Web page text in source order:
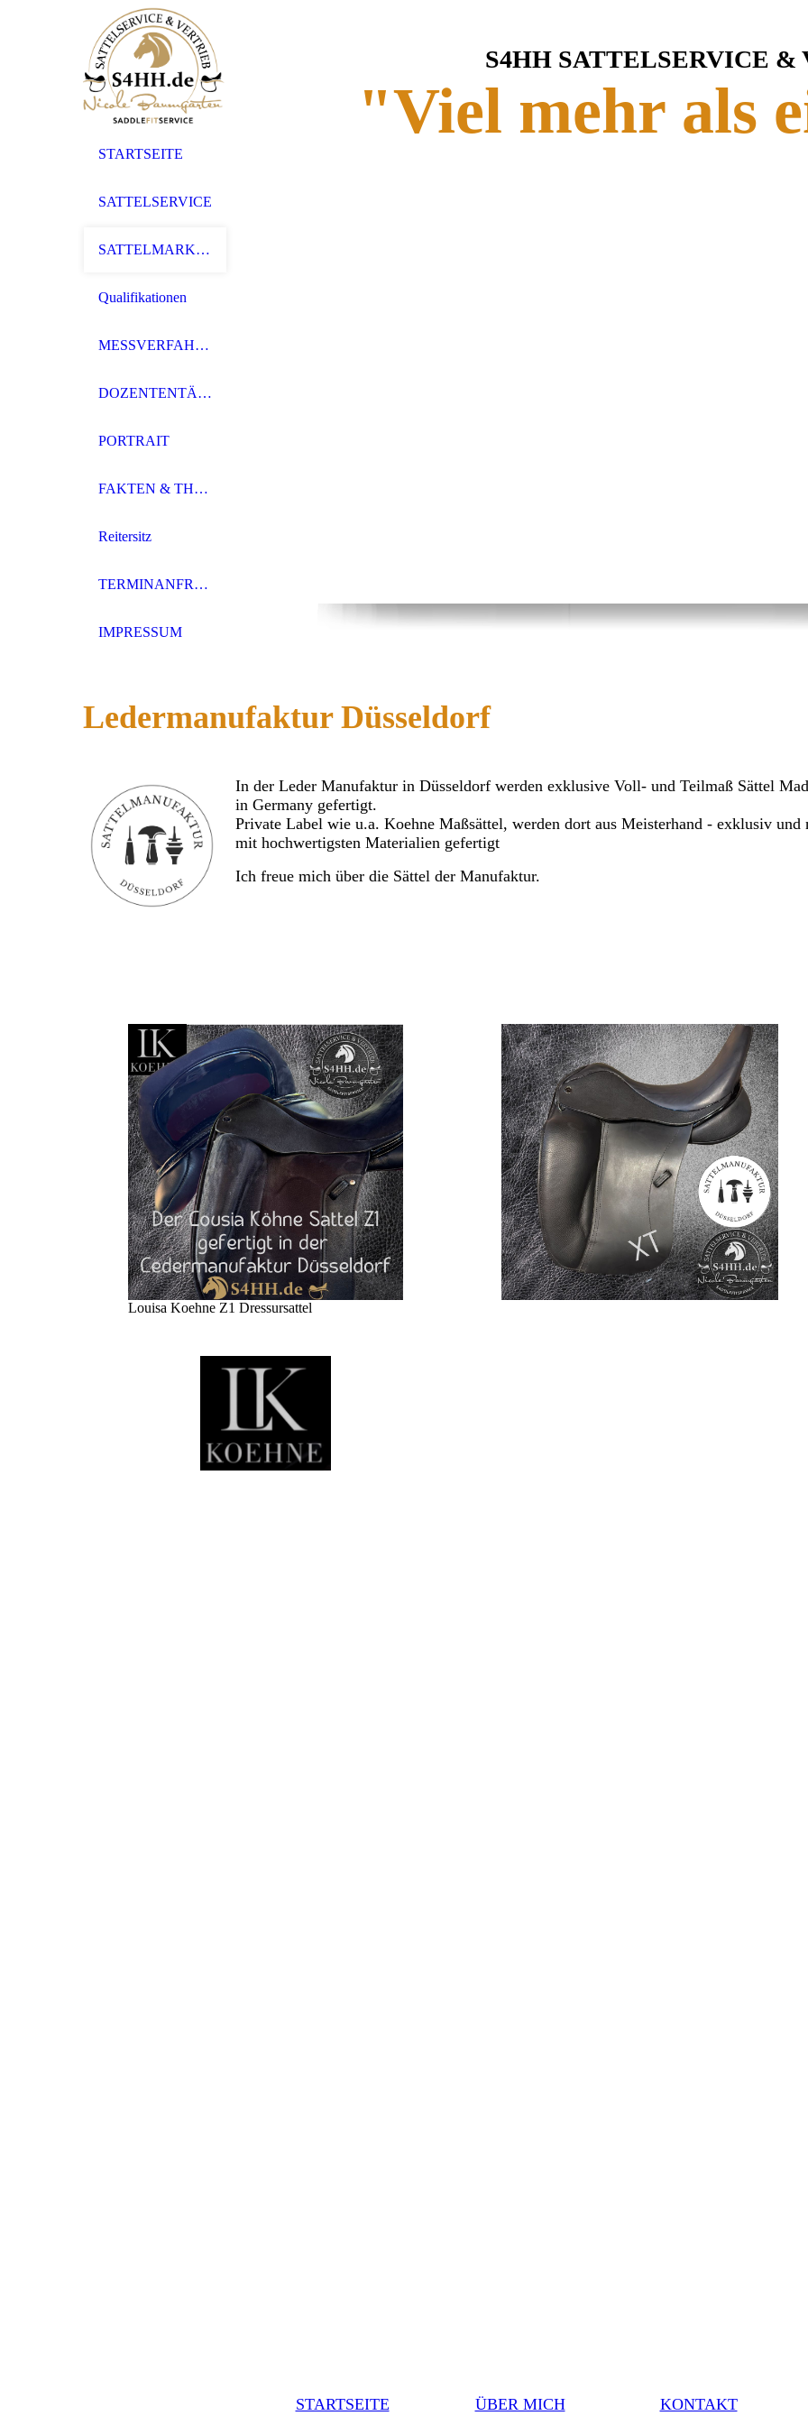
S4HH SATTELSERVICE &
"Viel mehr als
STARTSEITE
SATTELSERVICE
SATTELMARKEN
Qualifikationen
MESSVERFAHREN
DOZENTENTÄTIGKEIT
PORTRAIT
FAKTEN & THEMEN
Reitersitz
TERMINANFRAGE
IMPRESSUM
Ledermanufaktur Düsseldorf
In der Leder Manufaktur in Düsseldorf werden exklusive Voll- und Teilmaß Sättel
in Germany gefertigt.
Private Label wie u.a. Koehne Maßsättel, werden dort aus Meisterhand - exklusiv und
mit hochwertigsten Materialien gefertigt
Ich freue mich über die Sättel der Manufaktur.
Louisa Koehne Z1 Dressursattel
STARTSEITE ÜBER MICH KONTAKT